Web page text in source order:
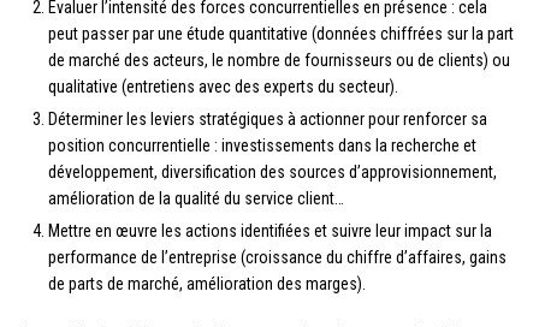
Évaluer l’intensité des forces concurrentielles en présence : cela
peut passer par une étude quantitative (données chiffrées sur la part
de marché des acteurs, le nombre de fournisseurs ou de clients) ou
qualitative (entretiens avec des experts du secteur).
Déterminer les leviers stratégiques à actionner pour renforcer sa
position concurrentielle : investissements dans la recherche et
développement, diversification des sources d’approvisionnement,
amélioration de la qualité du service client…
Mettre en œuvre les actions identifiées et suivre leur impact sur la
performance de l’entreprise (croissance du chiffre d’affaires, gains
de parts de marché, amélioration des marges).